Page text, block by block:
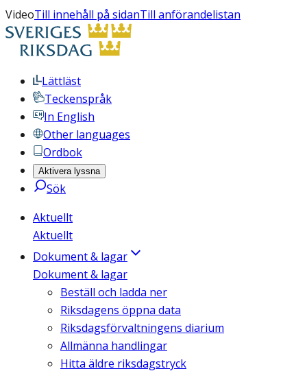
VideoTill innehåll på sidanTill anförandelistan
Lättläst
Teckenspråk
In English
Other languages
Ordbok
Aktivera lyssna
Sök
Aktuellt
Aktuellt
Dokument & lagar
Dokument & lagar
Beställ och ladda ner
Riksdagens öppna data
Riksdagsförvaltningens diarium
Allmänna handlingar
Hitta äldre riksdagstryck